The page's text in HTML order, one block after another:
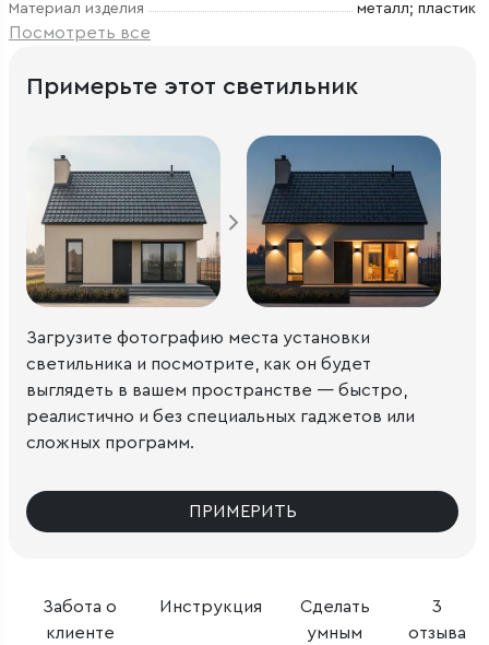
Материал изделия
металл; пластик
Посмотреть все
Забота о
клиенте
Инструкция
Сделать
умным
3
отзыва
Примерьте этот светильник
Загрузите фотографию места установки
светильника и посмотрите, как он будет
выглядеть в вашем пространстве — быстро,
реалистично и без специальных гаджетов или
сложных программ.
ПРИМЕРИТЬ